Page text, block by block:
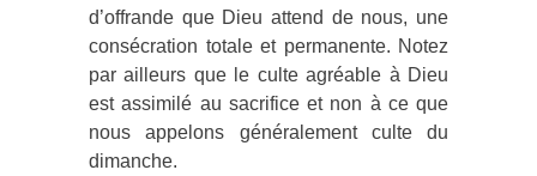
d’offrande que Dieu attend de nous, une
consécration totale et permanente. Notez
par ailleurs que le culte agréable à Dieu
est assimilé au sacrifice et non à ce que
nous appelons généralement culte du
dimanche.